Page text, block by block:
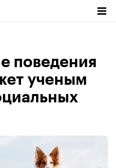
поведения
ученым